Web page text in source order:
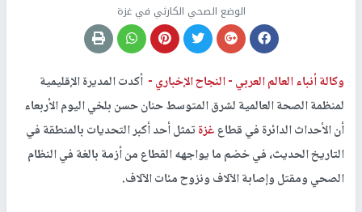
الوضع الصحي الكارثي في غزة
وكالة أنباء العالم العربي -النجاح الإخباري - أكدت المديرة الإقليمية
لمنظمة الصحة العالمية لشرق المتوسط حنان حسن بلخي اليوم الأربعاء
أن الأحداث الدائرة في قطاعغزةتمثل أحد أكبر التحديات بالمنطقة في
التاريخ الحديث، في خضم ما يواجهه القطاع من أزمة بالغة في النظام
الصحي ومقتل وإصابة الآلاف ونزوح مئات الآلاف.